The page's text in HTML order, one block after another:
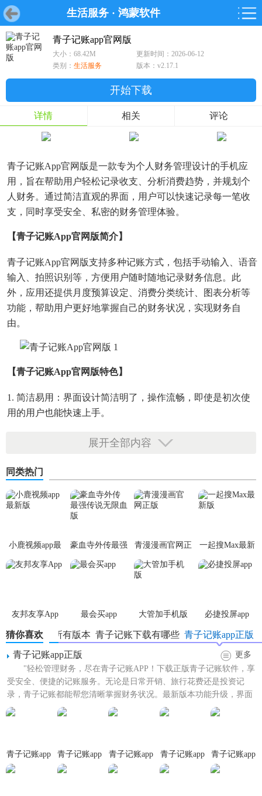
生活服务 · 鸿蒙软件
首页 游戏 软件
首页 游戏 软件 鸿蒙
游戏
鸿蒙
软件
专题
青子记账app官网版
大小：68.42M
更新时间：2026-06-12
类别： 生活服务 版本：v2.17.1
开始下载
详情 相关 评论
青子记账App官网版是一款专为个人财务管理设计的手机应
用，旨在帮助用户轻松记录收支、分析消费趋势，并规划个
人财务。通过简洁直观的界面，用户可以快速记录每一笔收
支，同时享受安全、私密的财务管理体验。
【青子记账app官网版简介】
青子记账App官网版支持多种记账方式，包括手动输入、语音
输入、拍照识别等，方便用户随时随地记录财务信息。此
外，应用还提供月度预算设定、消费分类统计、图表分析等
功能，帮助用户更好地掌握自己的财务状况，实现财务自
由。
【青子记账app官网版特色】
1. 简洁易用：界面设计简洁明了，操作流畅，即使是初次使
用的用户也能快速上手。
2. 多端同步：支持手机、平板、电脑等多端数据同步，随时
3. 智能分析：提供消费趋势分析、月度预算对比等智能功
能，帮助用户发现消费问题，优化支出结构。
4. 安全保障：采用加密技术保护用户数据，确保财务信息的
1. 自定义分类：用户可以根据自身需求创建或修改消费分
2. 图表展示：通过直观的图表展示财务状况，如柱状图、饼
图等，便于用户快速了解消费结构。
3. 智能提醒：支持设置预算提醒、还款提醒等功能，避免用
户因遗忘而导致财务问题。
4. 备份恢复：支持数据备份和恢复功能，确保用户数据不会
丢失。
1. 记录收支：在首页点击“+”按钮，选择收入或支出，输入金
展开全部内容
同类热门
小鹿视频app最
新版
豪血寺外传最强
传说无限血版
青漫漫画官网正
版
一起搜Max最新
版
友邦友享App 最会买app 大管加手机版 必捷投屏app
猜你喜欢 青子记账app正版
青子记账下载有哪些
青子记账所有版本
青子记账app正版
更多
"轻松管理财务，尽在青子记账APP！下载正版青子记账软件，享
受安全、便捷的记账服务。无论是日常开销、旅行花费还是投资记
录，青子记账都能帮您清晰掌握财务状况。最新版本功能升级，界面
优化，操作更流畅。立即...
青子记账app
青子记账app
青子记账app
青子记账app
青子记账app